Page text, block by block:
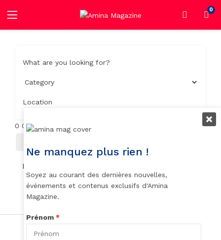
0
What are you looking for?
Location
0 Objets trouvés
No listings found.
Ne manquez plus rien !
Soyez au courant des dernières nouvelles,
événements et contenus exclusifs d'Amina
Magazine.
Prénom *